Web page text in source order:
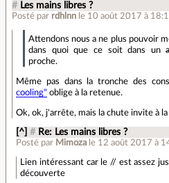
# Les mains libres ?
Posté par rdhlnn le 10 août 2017 à
Attendons nous a ne plus pouvoir
dans quoi que ce soit dans un
proche.
Même pas dans la tronche des
cooling" oblige à la retenue.
Ok, ok, j'arrête, mais la chute invite à
[^] # Re: Les mains libres ?
Posté par Mimoza le 12 août 2017 à
Lien intéressant car le // est assez
découverte